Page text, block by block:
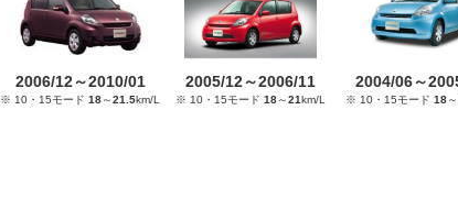
2006/12～2010/01
※ 10・15モード 18～21.5km/L
2005/12～2006/11
※ 10・15モード 18～21km/L
2004/06～
※ 10・15モード 18～